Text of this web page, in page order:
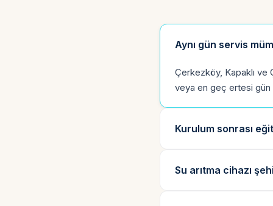
Aynı gün servis
Çerkezköy, Kapaklı ve
veya en geç ertesi gün
Kurulum sonrası
Su arıtma cihazı